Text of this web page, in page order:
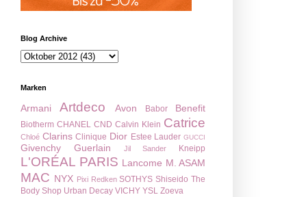
Blog Archive
Marken
Armani Artdeco Avon Babor Benefit
Biotherm CHANEL CND Calvin Klein Catrice
Chloé Clarins Clinique Dior Estee Lauder GUCCI
Givenchy Guerlain Jil Sander Kneipp
L'ORÉAL PARIS Lancome M. ASAM
MAC NYX Pixi Redken SOTHYS Shiseido The
Body Shop Urban Decay VICHY YSL Zoeva